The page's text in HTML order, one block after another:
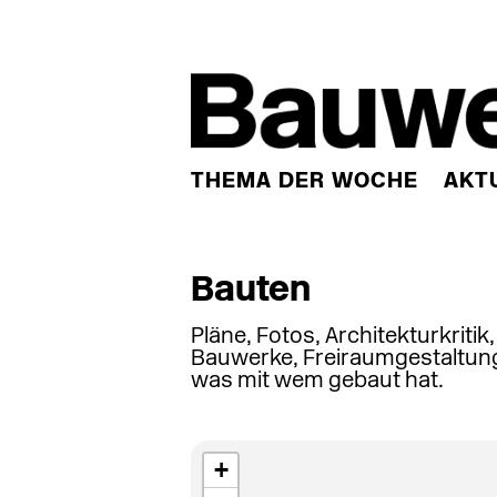
THEMA DER WOCHE
Bauten
Pläne, Fotos,
Bauwerke,
was mit wem gebaut hat.
+